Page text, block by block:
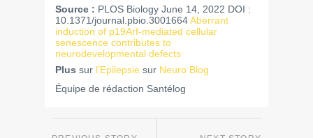
Source : PLOS Biology June 14, 2022 DOI :
10.1371/journal.pbio.3001664Aberrant
induction of p19Arf-mediated cellular
senescence contributes to
neurodevelopmental defects
Plus sur l’Epilepsie sur Neuro Blog
Équipe de rédaction Santélog